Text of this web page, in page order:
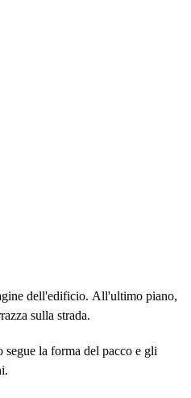
dell'edificio. All'ultimo piano,
sulla strada.
la forma del pacco e gli